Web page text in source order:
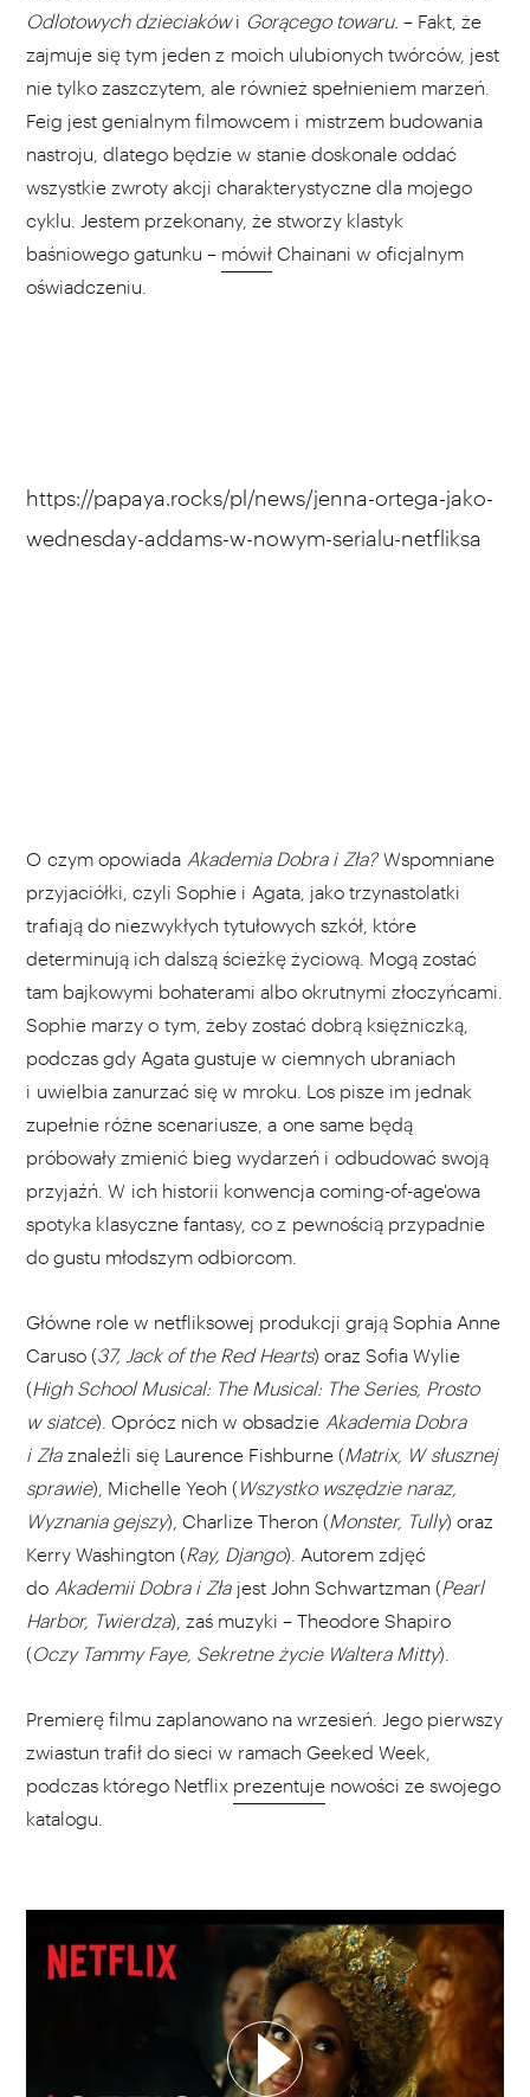
Odlotowych dzieciakówi Gorącego towaru. – Fakt, że
zajmuje się tym jeden z moich ulubionych twórców, jest
nie tylko zaszczytem, ale również spełnieniem marzeń.
Feig jest genialnym filmowcem i mistrzem budowania
nastroju, dlatego będzie w stanie doskonale oddać
wszystkie zwroty akcji charakterystyczne dla mojego
cyklu. Jestem przekonany, że stworzy klastyk
baśniowego gatunku – mówił Chainani w oficjalnym
oświadczeniu.
https://papaya.rocks/pl/news/jenna-ortega-jako-
wednesday-addams-w-nowym-serialu-netfliksa
O czym opowiada Akademia Dobra i Zła?Wspomniane
przyjaciółki, czyli Sophie i Agata, jako trzynastolatki
trafiają do niezwykłych tytułowych szkół, które
determinują ich dalszą ścieżkę życiową. Mogą zostać
tam bajkowymi bohaterami albo okrutnymi złoczyńcami.
Sophie marzy o tym, żeby zostać dobrą księżniczką,
podczas gdy Agata gustuje w ciemnych ubraniach
i uwielbia zanurzać się w mroku. Los pisze im jednak
zupełnie różne scenariusze, a one same będą
próbowały zmienić bieg wydarzeń i odbudować swoją
przyjaźń. W ich historii konwencja coming-of-age'owa
spotyka klasyczne fantasy, co z pewnością przypadnie
do gustu młodszym odbiorcom.
Główne role w netfliksowej produkcji grają Sophia Anne
Caruso (37, Jack of the Red Hearts) oraz Sofia Wylie
(High School Musical: The Musical: The Series, Prosto
w siatce). Oprócz nich w obsadzie Akademia Dobra
i Zła znaleźli się Laurence Fishburne (Matrix, W słusznej
sprawie), Michelle Yeoh (Wszystko wszędzie naraz,
Wyznania gejszy), Charlize Theron (Monster, Tully) oraz
Kerry Washington (Ray, Django). Autorem zdjęć
do Akademii Dobra i Zła jest John Schwartzman (Pearl
Harbor, Twierdza), zaś muzyki – Theodore Shapiro
(Oczy Tammy Faye, Sekretne życie Waltera Mitty).
Premierę filmu zaplanowano na wrzesień. Jego pierwszy
zwiastun trafił do sieci w ramach Geeked Week,
podczas którego Netflix prezentuje nowości ze swojego
katalogu.